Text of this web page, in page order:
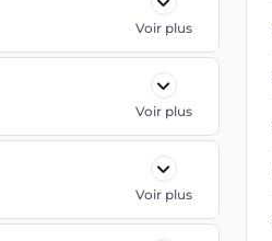
Voir plus
Voir plus
Voir plus